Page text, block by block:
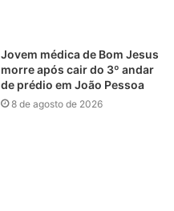
Jovem médica de Bom Jesus
morre após cair do 3º andar
de prédio em João Pessoa
8 de agosto de 2026